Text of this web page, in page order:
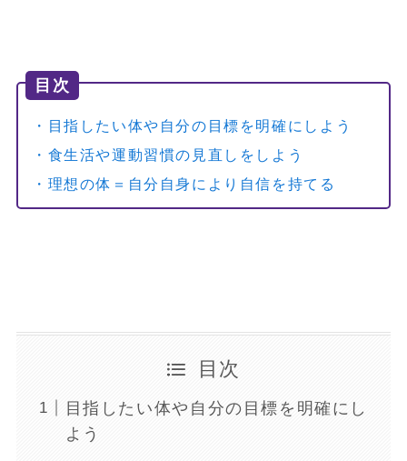
目次
・目指したい体や自分の目標を明確にしよう
・食生活や運動習慣の見直しをしよう
・理想の体＝自分自身により自信を持てる
目次
目指したい体や自分の目標を明確にし
よう